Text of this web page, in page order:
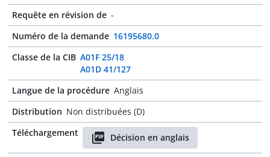
Requête en révision de -
Numéro de la demande 16195680.0
Classe de la CIB A01F 25/18
A01D 41/127
Langue de la procédure Anglais
Distribution Non distribuées (D)
Téléchargement
Décision en anglais